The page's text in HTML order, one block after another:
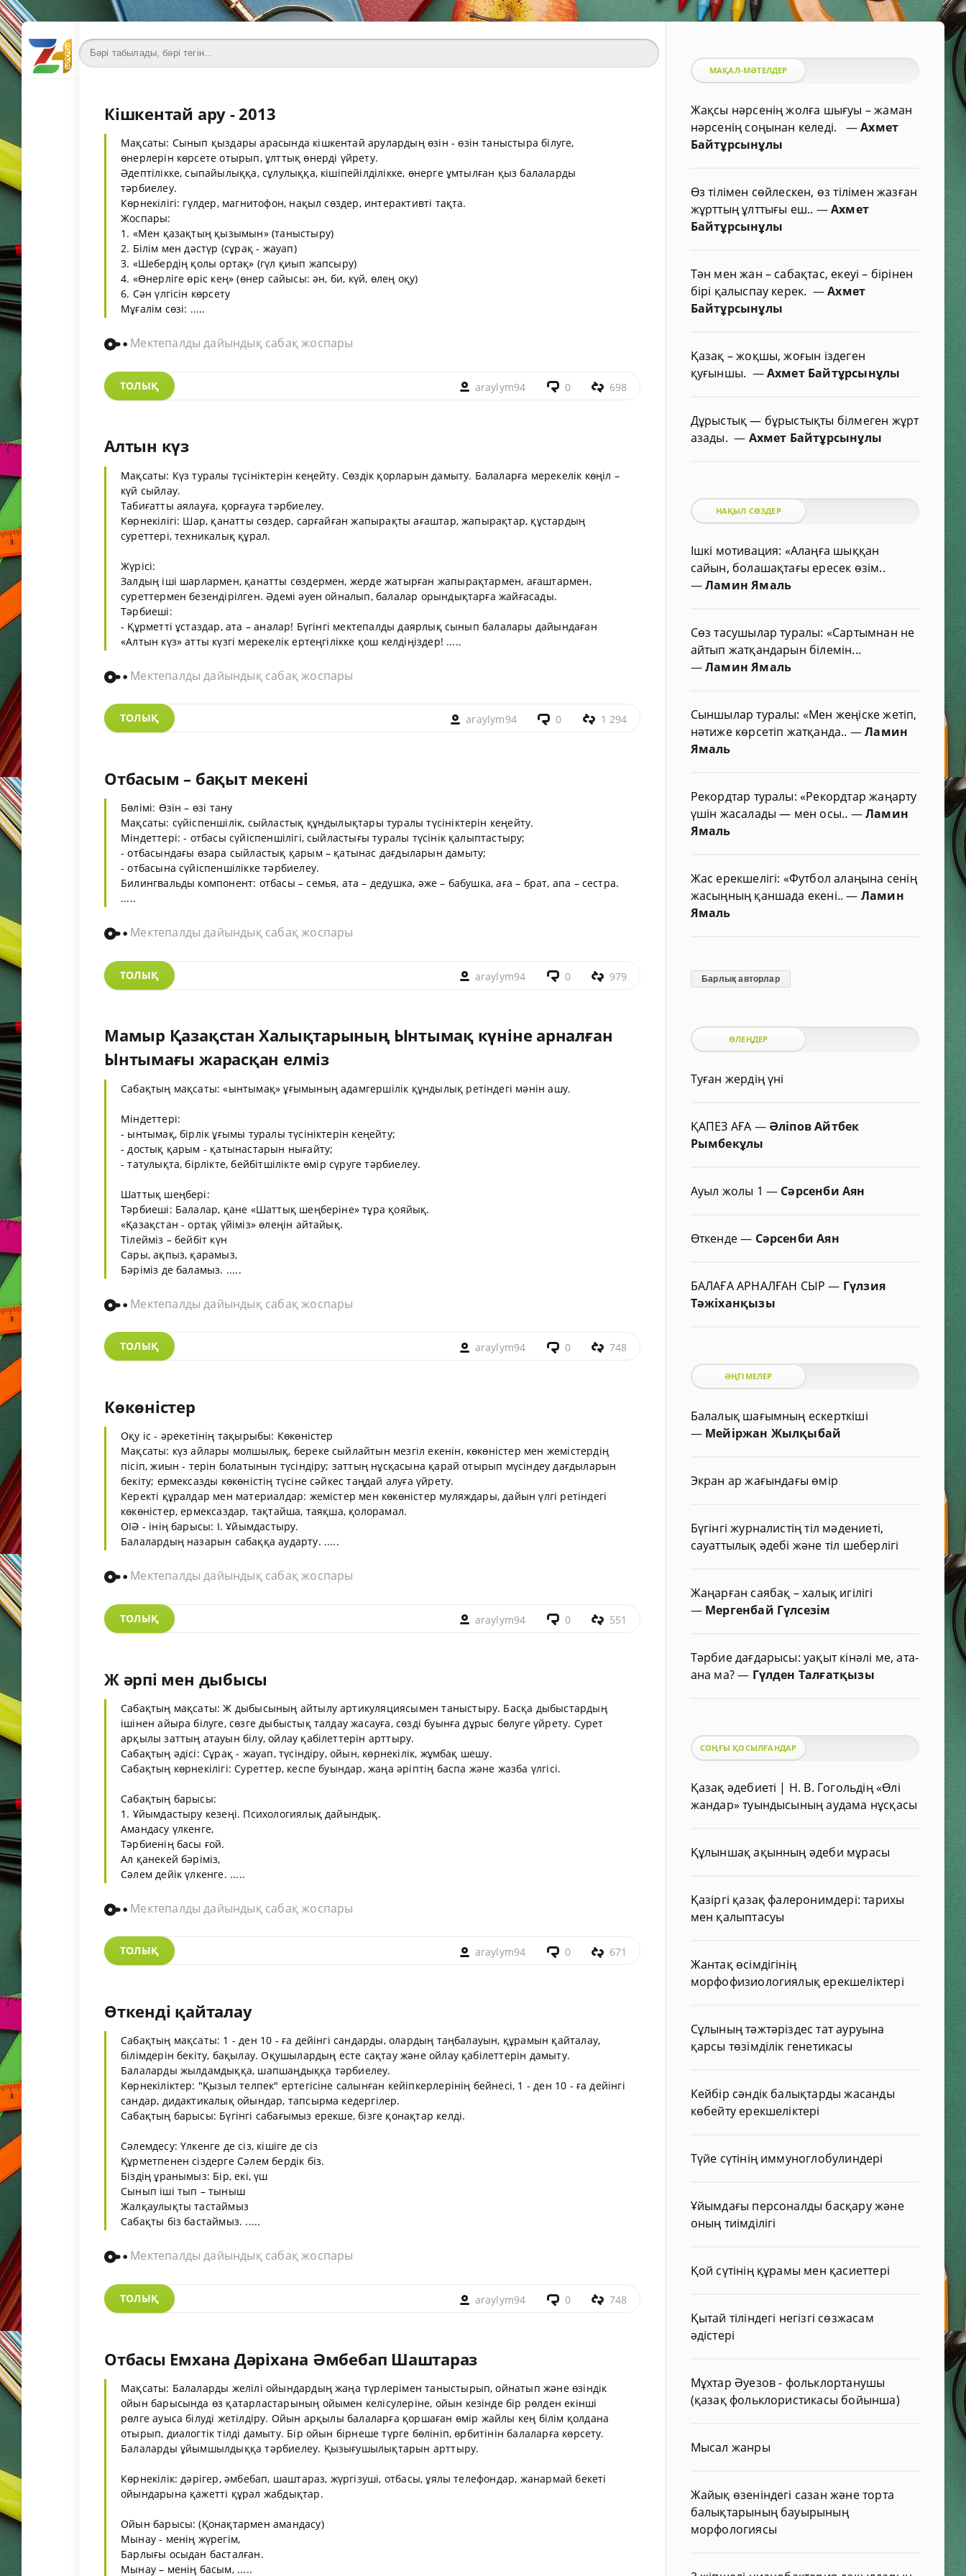
Кішкентай ару - 2013
Мақсаты: Сынып қыздары арасында кішкентай арулардың өзін - өзін таныстыра білуге,
өнерлерін көрсете отырып, ұлттық өнерді үйрету.
Әдептілікке, сыпайылыққа, сұлулыққа, кішіпейілділікке, өнерге ұмтылған қыз балаларды
тәрбиелеу.
Көрнекілігі: гүлдер, магнитофон, нақыл сөздер, интерактивті тақта.
Жоспары:
1. «Мен қазақтың қызымын» (таныстыру)
2. Білім мен дәстүр (сұрақ - жауап)
3. «Шебердің қолы ортақ» (гүл қиып жапсыру)
4. «Өнерліге өріс кең» (өнер сайысы: ән, би, күй, өлең оқу)
6. Сән үлгісін көрсету
Мұғалім сөзі: .....
Мектепалды дайындық сабақ жоспары
ТОЛЫҚ araylym94 0 698
Алтын күз
Мақсаты: Күз туралы түсініктерін кеңейту. Сөздік қорларын дамыту. Балаларға мерекелік көңіл –
күй сыйлау.
Табиғатты аялауға, қорғауға тәрбиелеу.
Көрнекілігі: Шар, қанатты сөздер, сарғайған жапырақты ағаштар, жапырақтар, құстардың
суреттері, техникалық құрал.
Жүрісі:
Залдың іші шарлармен, қанатты сөздермен, жерде жатырған жапырақтармен, ағаштармен,
суреттермен безендірілген. Әдемі әуен ойналып, балалар орындықтарға жайғасады.
Тәрбиеші:
- Құрметті ұстаздар, ата – аналар! Бүгінгі мектепалды даярлық сынып балалары дайындаған
«Алтын күз» атты күзгі мерекелік ертеңгілікке қош келдіңіздер! .....
Мектепалды дайындық сабақ жоспары
ТОЛЫҚ araylym94 0 1 294
Отбасым – бақыт мекені
Бөлімі: Өзін – өзі тану
Мақсаты: сүйіспеншілік, сыйластық құндылықтары туралы түсініктерін кеңейту.
Міндеттері: - отбасы сүйіспеншілігі, сыйластығы туралы түсінік қалыптастыру;
- отбасындағы өзара сыйластық қарым – қатынас дағдыларын дамыту;
- отбасына сүйіспеншілікке тәрбиелеу.
Билингвальды компонент: отбасы – семья, ата – дедушка, әже – бабушка, аға – брат, апа – сестра.
.....
Мектепалды дайындық сабақ жоспары
ТОЛЫҚ araylym94 0 979
Мамыр Қазақстан Халықтарының Ынтымақ күніне арналған
Ынтымағы жарасқан елміз
Сабақтың мақсаты: «ынтымақ» ұғымының адамгершілік құндылық ретіндегі мәнін ашу.
Міндеттері:
- ынтымақ, бірлік ұғымы туралы түсініктерін кеңейту;
- достық қарым - қатынастарын нығайту;
- татулықта, бірлікте, бейбітшілікте өмір сүруге тәрбиелеу.
Шаттық шеңбері:
Тәрбиеші: Балалар, қане «Шаттық шеңберіне» тұра қояйық.
«Қазақстан - ортақ үйіміз» өлеңін айтайық.
Тілейміз – бейбіт күн
Сары, ақпыз, қарамыз,
Бәріміз де баламыз. .....
Мектепалды дайындық сабақ жоспары
ТОЛЫҚ araylym94 0 748
Көкөністер
Оқу іс - әрекетінің тақырыбы: Көкөністер
Мақсаты: күз айлары молшылық, береке сыйлайтын мезгіл екенін, көкөністер мен жемістердің
пісіп, жиын - терін болатынын түсіндіру; заттың нұсқасына қарай отырып мүсіндеу дағдыларын
бекіту; ермексазды көкөністің түсіне сәйкес таңдай алуға үйрету.
Керекті құралдар мен материалдар: жемістер мен көкөністер муляждары, дайын үлгі ретіндегі
көкөністер, ермексаздар, тақтайша, таяқша, қолорамал.
ОІӘ - інің барысы: І. Ұйымдастыру.
Балалардың назарын сабаққа аударту. .....
Мектепалды дайындық сабақ жоспары
ТОЛЫҚ araylym94 0 551
Ж әрпі мен дыбысы
Сабақтың мақсаты: Ж дыбысының айтылу артикуляциясымен таныстыру. Басқа дыбыстардың
ішінен айыра білуге, сөзге дыбыстық талдау жасауға, сөзді буынға дұрыс бөлуге үйрету. Сурет
арқылы заттың атауын білу, ойлау қабілеттерін арттыру.
Сабақтың әдісі: Сұрақ - жауап, түсіндіру, ойын, көрнекілік, жұмбақ шешу.
Сабақтың көрнекілігі: Суреттер, кеспе буындар, жаңа әріптің баспа және жазба үлгісі.
Сабақтың барысы:
1. Ұйымдастыру кезеңі. Психологиялық дайындық.
Амандасу үлкенге,
Тәрбиенің басы ғой.
Ал қанекей бәріміз,
Сәлем дейік үлкенге. .....
Мектепалды дайындық сабақ жоспары
ТОЛЫҚ araylym94 0 671
Өткенді қайталау
Сабақтың мақсаты: 1 - ден 10 - ға дейінгі сандарды, олардың таңбалауын, құрамын қайталау,
білімдерін бекіту, бақылау. Оқушылардың есте сақтау және ойлау қабілеттерін дамыту.
Балаларды жылдамдыққа, шапшаңдыққа тәрбиелеу.
Көрнекіліктер: "Қызыл телпек" ертегісіне салынған кейіпкерлерінің бейнесі, 1 - ден 10 - ға дейінгі
сандар, дидактикалық ойындар, тапсырма кедергілер.
Сабақтың барысы: Бүгінгі сабағымыз ерекше, бізге қонақтар келді.
Сәлемдесу: Үлкенге де сіз, кішіге де сіз
Құрметпенен сіздерге Сәлем бердік біз.
Біздің ұранымыз: Бір, екі, үш
Сынып іші тып – тыныш
Жалқаулықты тастаймыз
Сабақты біз бастаймыз. .....
Мектепалды дайындық сабақ жоспары
ТОЛЫҚ araylym94 0 748
Отбасы Емхана Дәріхана Әмбебап Шаштараз
Мақсаты: Балаларды желілі ойындардың жаңа түрлерімен таныстырып, ойнатып және өзіндік
ойын барысында өз қатарластарының ойымен келісулеріне, ойын кезінде бір рөлден екінші
рөлге ауыса білуді жетілдіру. Ойын арқылы балаларға қоршаған өмір жайлы кең білім қолдана
отырып, диалогтік тілді дамыту. Бір ойын бірнеше түрге бөлініп, өрбитінін балаларға көрсету.
Балаларды ұйымшылдыққа тәрбиелеу. Қызығушылықтарын арттыру.
Көрнекілік: дәрігер, әмбебап, шаштараз, жүргізуші, отбасы, ұялы телефондар, жанармай бекеті
ойындарына қажетті құрал жабдықтар.
Ойын барысы: (Қонақтармен амандасу)
Мынау - менің жүрегім,
Барлығы осыдан басталған.
Мынау – менің басым, .....
МАҚАЛ-МӘТЕЛДЕР
Жақсы нәрсенің жолға шығуы – жаман
нәрсенің соңынан келеді. —Ахмет
Байтұрсынұлы
Өз тілімен сөйлескен, өз тілімен жазған
жұрттың ұлттығы еш.. —Ахмет
Байтұрсынұлы
Тән мен жан – сабақтас, екеуі – бірінен
бірі қалыспау керек. —Ахмет
Байтұрсынұлы
Қазақ – жоқшы, жоғын іздеген
қуғыншы. —Ахмет Байтұрсынұлы
Дұрыстық — бұрыстықты білмеген жұрт
азады.— Ахмет Байтұрсынұлы
НАҚЫЛ СӨЗДЕР
Ішкі мотивация: «Алаңға шыққан
сайын, болашақтағы ересек өзім..
—Ламин Ямаль
Сөз тасушылар туралы: «Сартымнан не
айтып жатқандарын білемін...
—Ламин Ямаль
Сыншылар туралы: «Мен жеңіске жетіп,
нәтиже көрсетіп жатқанда.. —Ламин
Ямаль
Рекордтар туралы: «Рекордтар жаңарту
үшін жасалады — мен осы.. —Ламин
Ямаль
Жас ерекшелігі: «Футбол алаңына сенің
жасыңның қаншада екені..— Ламин
Ямаль
Барлық авторлар
ӨЛЕҢДЕР
Туған жердің үні
ҚАПЕЗ АҒА — Әліпов Айтбек
Рымбекұлы
Ауыл жолы 1 — Сәрсенби Аян
Өткенде— Сәрсенби Аян
БАЛАҒА АРНАЛҒАН СЫР— Гүлзия
Тәжіханқызы
ӘҢГІМЕЛЕР
Балалық шағымның ескерткіші
— Мейіржан Жылқыбай
Экран ар жағындағы өмір
Бүгінгі журналистің тіл мәдениеті,
сауаттылық әдебі және тіл шеберлігі
Жаңарған саябақ – халық игілігі
— Мергенбай Гүлсезім
Тәрбие дағдарысы: уақыт кінәлі ме, ата-
ана ма?— Гүлден Талғатқызы
СОҢҒЫ ҚОСЫЛҒАНДАР
Қазақ әдебиеті | Н. В. Гогольдің «Өлі
жандар» туындысының аудама нұсқасы
Құлыншақ ақынның әдеби мұрасы
Қазіргі қазақ фалеронимдері: тарихы
мен қалыптасуы
Жантақ өсімдігінің
морфофизиологиялық ерекшеліктері
Сұлының тәжтәріздес тат ауруына
қарсы төзімділік генетикасы
Кейбір сәндік балықтарды жасанды
көбейту ерекшеліктері
Түйе сүтінің иммуноглобулиндері
Ұйымдағы персоналды басқару және
оның тиімділігі
Қой сүтінің құрамы мен қасиеттері
Қытай тіліндегі негізгі сөзжасам
әдістері
Мұхтар Әуезов - фольклортанушы
(қазақ фольклористикасы бойынша)
Мысал жанры
Жайық өзеніндегі сазан және торта
балықтарының бауырының
морфологиясы